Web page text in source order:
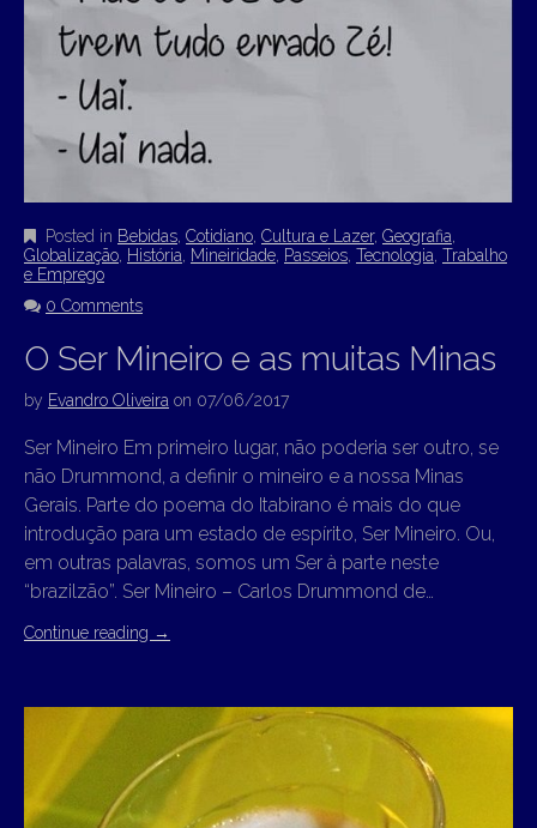
Posted in Bebidas Cotidiano Cultura e Lazer, Geografia
Globalização História Mineiridade Passeios Tecnologia Trabalho
e Emprego
0 Comments
O Ser Mineiro e as muitas Minas
by Evandro Oliveira on 07/06/2017
Ser Mineiro Em primeiro lugar, não poderia ser outro, se
não Drummond, a definir o mineiro e a nossa Minas
Gerais. Parte do poema do Itabirano é mais do que
introdução para um estado de espírito, Ser Mineiro. Ou,
em outras palavras, somos um Ser à parte neste
“brazilzão”. Ser Mineiro – Carlos Drummond de…
Continue reading →